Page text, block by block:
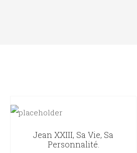
Jean XXIII, Sa Vie, Sa
Personnalité.